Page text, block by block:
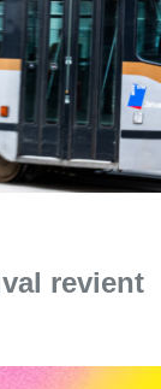
revient